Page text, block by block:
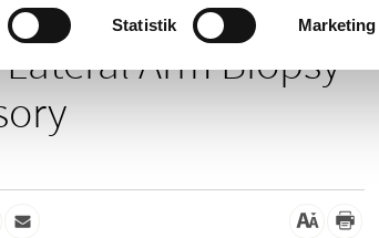
Statistik Marketing
Arm Biopsy